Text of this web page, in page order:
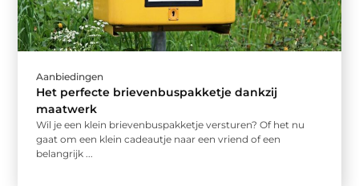
Aanbiedingen
Het perfecte brievenbuspakketje dankzij
maatwerk
Wil je een klein brievenbuspakketje versturen? Of het nu
gaat om een klein cadeautje naar een vriend of een
belangrijk ...